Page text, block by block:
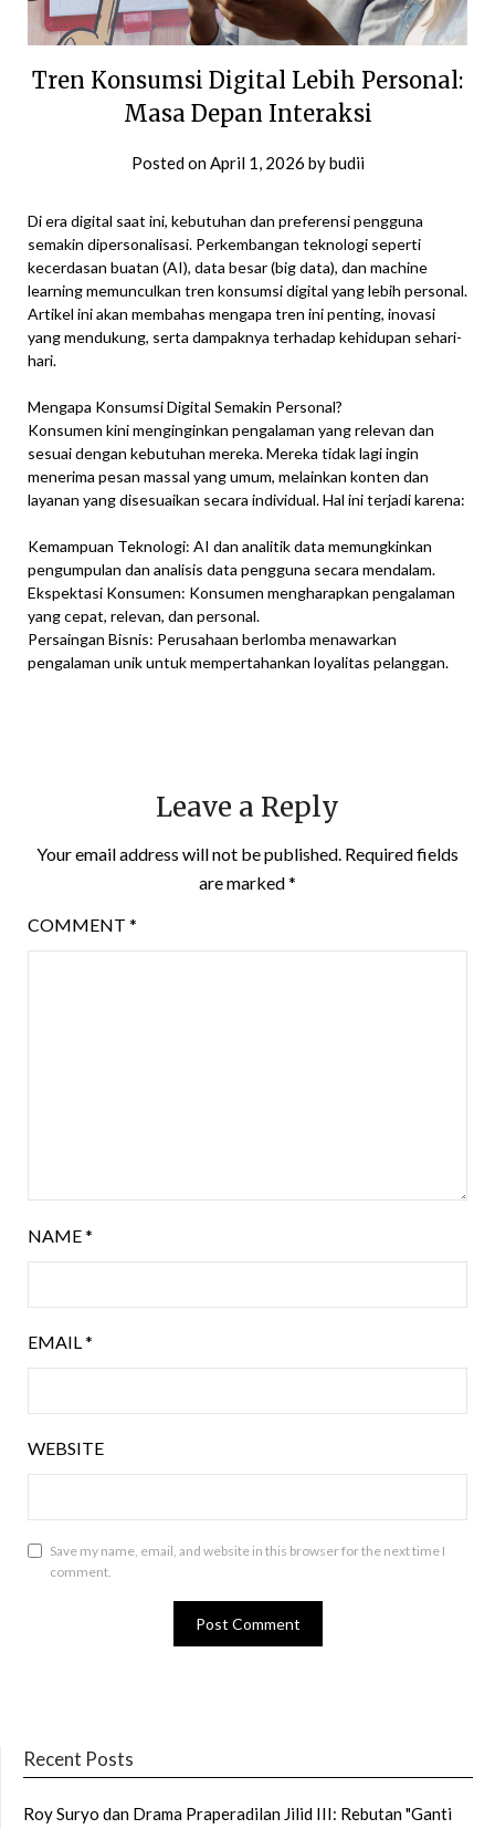
Tren Konsumsi Digital Lebih Personal:
Masa Depan Interaksi
Posted onApril 1, 2026 bybudii
Di era digital saat ini, kebutuhan dan preferensi pengguna
semakin dipersonalisasi. Perkembangan teknologi seperti
kecerdasan buatan (AI), data besar (big data), dan machine
learning memunculkan tren konsumsi digital yang lebih personal.
Artikel ini akan membahas mengapa tren ini penting, inovasi
yang mendukung, serta dampaknya terhadap kehidupan sehari-
hari.
Mengapa Konsumsi Digital Semakin Personal?
Konsumen kini menginginkan pengalaman yang relevan dan
sesuai dengan kebutuhan mereka. Mereka tidak lagi ingin
menerima pesan massal yang umum, melainkan konten dan
layanan yang disesuaikan secara individual. Hal ini terjadi karena:
Kemampuan Teknologi: AI dan analitik data memungkinkan
pengumpulan dan analisis data pengguna secara mendalam.
Ekspektasi Konsumen: Konsumen mengharapkan pengalaman
yang cepat, relevan, dan personal.
Persaingan Bisnis: Perusahaan berlomba menawarkan
pengalaman unik untuk mempertahankan loyalitas pelanggan.
Leave a Reply
Your email address will not be published. Required fields
are marked*
COMMENT *
NAME*
EMAIL*
WEBSITE
Save my name, email, and website in this browser for the next time I
comment.
Recent Posts
Roy Suryo dan Drama Praperadilan Jilid III: Rebutan "Ganti